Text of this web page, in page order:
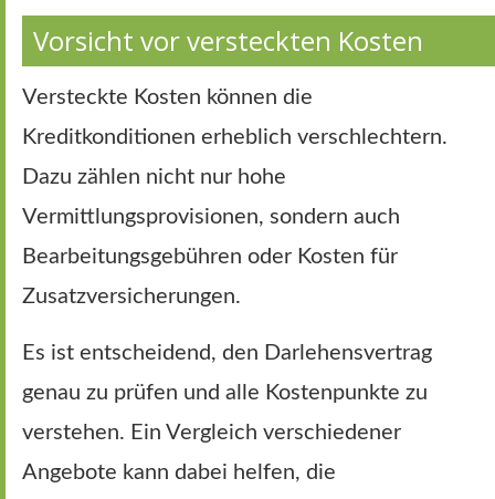
Vorsicht vor versteckten Kosten
Versteckte Kosten können die
Kreditkonditionen erheblich verschlechtern.
Dazu zählen nicht nur hohe
Vermittlungsprovisionen, sondern auch
Bearbeitungsgebühren oder Kosten für
Zusatzversicherungen.
Es ist entscheidend, den Darlehensvertrag
genau zu prüfen und alle Kostenpunkte zu
verstehen. Ein Vergleich verschiedener
Angebote kann dabei helfen, die